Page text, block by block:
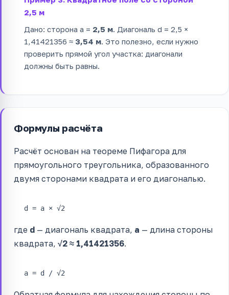
2,5 м
Дано: сторона a = 2,5 м. Диагональ d = 2,5 ×
1,41421356 ≈ 3,54 м. Это полезно, если нужно
проверить прямой угол участка: диагонали
должны быть равны.
Формулы расчёта
Расчёт основан на теореме Пифагора для
прямоугольного треугольника, образованного
двумя сторонами квадрата и его диагональю.
d = a × √2
где d — диагональ квадрата, a — длина стороны
квадрата, √2 ≈ 1,41421356.
a = d / √2